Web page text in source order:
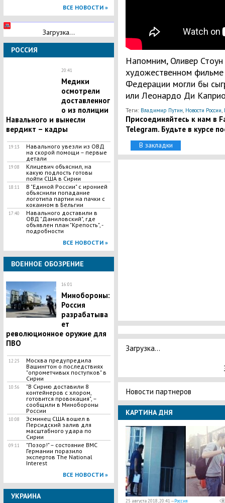
ВСЕ НОВОСТИ »
Загрузка...
РОССИЯ
20:41
Медики
осмотрели
доставленног
о из полиции
Навального и вынесли
вердикт – кадры
19:13
Навального увезли из ОВД
на скорой помощи – первые
детали
19:08
Клицевич объяснил, на
какую подлость готовы
пойти США в Сирии
18:11
В "Единой России" с иронией
объяснили попадание
логотипа партии на пачки с
кокаином в Бельгии
17:40
Навального доставили в
ОВД "Даниловский", где
объявлен план "Крепость", -
подробности
ВСЕ НОВОСТИ »
ВОЕННОЕ ОБОЗРЕНИЕ
16:01
Минобороны:
Россия
разрабатыва
ет
революционное оружие для
ПВО
12:25
Москва предупредила
Вашингтон о последствиях
"опрометчивых поступков" в
Сирии
10:56
"В Сирию доставили 8
контейнеров с хлором,
готовится провокация", –
сообщили в Минобороны
России
10:08
Эсминец США вошел в
Персидский залив для
масштабного удара по
Сирии
09:11
"Позор!" – состояние ВМС
Германии поразило
экспертов The National
Interest
ВСЕ НОВОСТИ »
УКРАИНА
Напомним, Оливер
художественном
Федерации могли бы
или Леонардо Ди
Теги: Владимир Путин Новости России
Присоединяйтесь к нам в
Telegram. Будьте в курсе
В закладки
Загрузка...
Новости партнеров
КАРТИНА ДНЯ
25 августа 2018, 20:41 —Россия